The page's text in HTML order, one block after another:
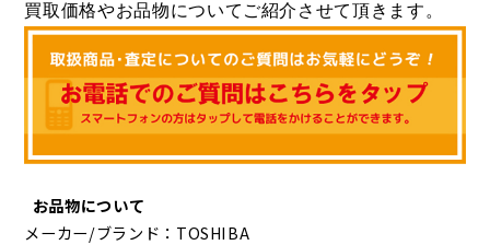
買取価格やお品物についてご紹介させて頂きます。
お品物について
メーカー/ブランド：TOSHIBA